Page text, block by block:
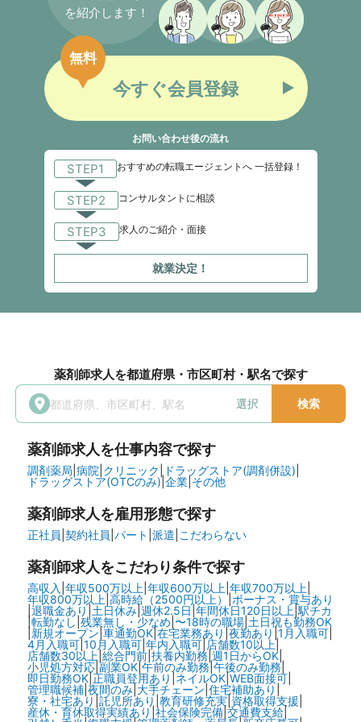
を紹介します！
今すぐ会員登録
無料
お問い合わせ後の流れ
STEP1 おすすめの転職エージェントへ 一括登録！
STEP2 コンサルタントに相談
STEP3 求人のご紹介・面接
就業決定！
薬剤師求人を都道府県・市区町村・駅名で探す
選択 検索
薬剤師求人を仕事内容で探す
調剤薬局 病院 クリニック ドラッグストア(調剤併設)
ドラッグストア(OTCのみ)| 企業| その他
薬剤師求人を雇用形態で探す
正社員 契約社員 パート 派遣 こだわらない
薬剤師求人をこだわり条件で探す
高収入 年収500万以上 年収600万以上 年収700万以上
年収800万以上 高時給（2500円以上）| ボーナス・賞与あり
退職金あり 土日休み| 週休2.5日 年間休日120日以上 駅チカ
|転勤なし 残業無し・少なめ 〜18時の職場| 土日祝も勤務OK
|新規オープン 車通勤OK|在宅業務あり 夜勤あり 1月入職可|
4月入職可| 10月入職可| 年内入職可| 店舗数10以上|
店舗数30以上 総合門前| 扶養内勤務 週1日からOK|
小児処方対応| 副業OK| 午前のみ勤務| 午後のみ勤務|
即日勤務OK| 正職員登用あり ネイルOK| WEB面接可|
管理職候補| 夜間のみ| 大手チェーン 住宅補助あり
寮・社宅あり 託児所あり 教育研修充実| 資格取得支援
産休・育休取得実績あり 社会保険完備| 交通費支給|